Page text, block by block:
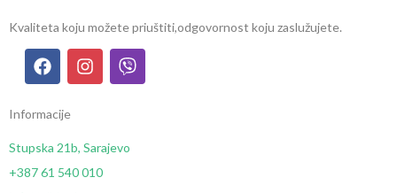
Kvaliteta koju možete priuštiti,odgovornost koju zaslužujete.
Informacije
Stupska 21b, Sarajevo
+387 61 540 010